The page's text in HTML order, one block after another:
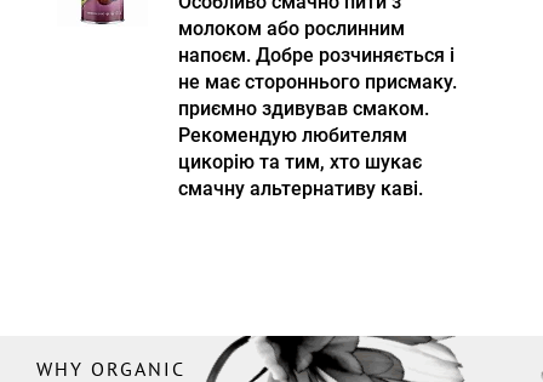
молоком або рослинним
напоєм. Добре розчиняється і
не має стороннього присмаку.
приємно здивував смаком.
Рекомендую любителям
цикорію та тим, хто шукає
смачну альтернативу каві.
WHY ORGANIC